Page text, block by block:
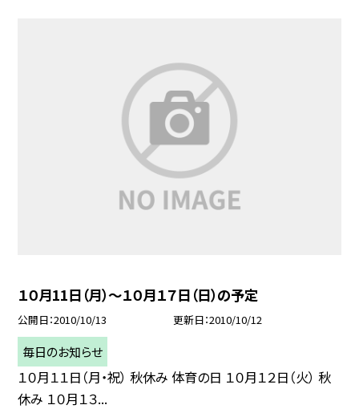
１０月11日（月）〜１０月１７日（日）の予定
公開日 2010/10/13 更新日 2010/10/12
毎日のお知らせ
１０月１１日（月・祝） 秋休み 体育の日 １０月１２日（火） 秋
休み １０月１３...